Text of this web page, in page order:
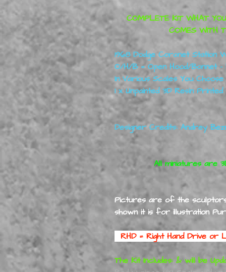
COMPLETE KIT WHAT
COMES WITH
1968 Dodge Coronet Station
O/H/B = Open Hood/Bonnet -
In Various Scales You Choose
1 x Unpainted 3D Resin
Designer Credits: Andrey
All miniatures are
Pictures are of the
shown it is for illustration
RHD = Right Hand Drive or
The Kit Includes: & will be